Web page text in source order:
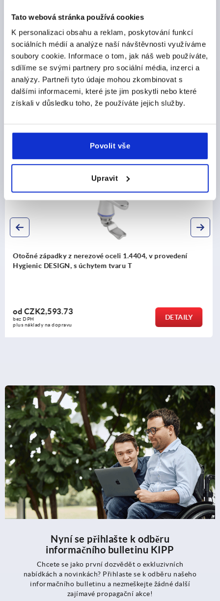
Tato webová stránka používá cookies
K personalizaci obsahu a reklam, poskytování funkcí
sociálních médií a analýze naší návštěvnosti využíváme
soubory cookie. Informace o tom, jak náš web používáte,
sdílíme se svými partnery pro sociální média, inzerci a
analýzy. Partneři tyto údaje mohou zkombinovat s
dalšími informacemi, které jste jim poskytli nebo které
získali v důsledku toho, že používáte jejich služby.
Povolit vše
Upravit
DETAILY O VÝROBKU
CAD
STAŽENÍ
Ostatní zákazníci také zakoupili
Otočné západky s úchytem tvaru L, ze zinku,
pouzdra 32 mm
odCZK218.79
plus náklady na dopravu
Nyní se přihlašte k odběru
informačního bulletinu KIPP
Chcete se jako první dozvědět o exkluzivních
nabídkách a novinkách? Přihlaste se k odběru našeho
informačního bulletinu a nezmeškejte žádné další
zajímavé propagační akce!